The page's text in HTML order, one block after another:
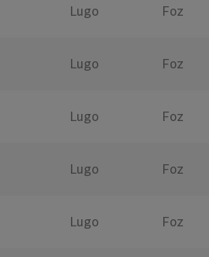
Lugo Foz
Lugo Foz
Lugo Foz
Lugo Foz
Lugo Foz